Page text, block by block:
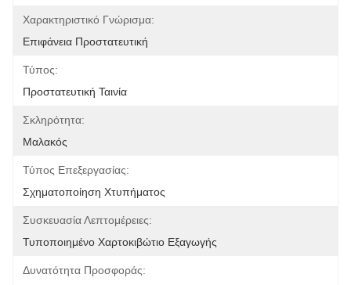
Χαρακτηριστικό Γνώρισμα:
Επιφάνεια Προστατευτική
Τύπος:
Προστατευτική Ταινία
Σκληρότητα:
Μαλακός
Τύπος Επεξεργασίας:
Σχηματοποίηση Χτυπήματος
Συσκευασία Λεπτομέρειες:
Τυποποιημένο Χαρτοκιβώτιο Εξαγωγής
Δυνατότητα Προσφοράς: